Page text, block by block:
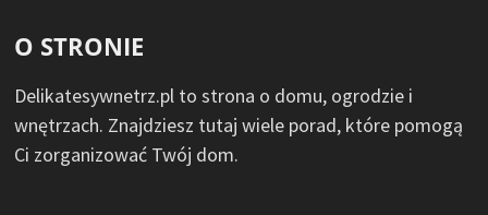
O STRONIE
Delikatesywnetrz.pl to strona o domu, ogrodzie i
wnętrzach. Znajdziesz tutaj wiele porad, które pomogą
Ci zorganizować Twój dom.